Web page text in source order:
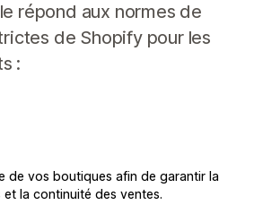
répond aux normes de
de Shopify pour les
:
de vos boutiques afin de garantir la
la continuité des ventes.